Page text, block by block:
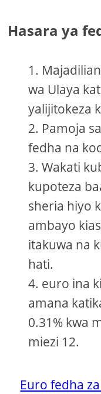
Hasara ya
wa Ulaya
yalijitokeza
Pamoja
fedha na
Wakati
kupoteza
sheria hiyo
ambayo
itakuwa na
hati.
euro ina
amana
0.31% kwa
miezi 12.
Euro fedha